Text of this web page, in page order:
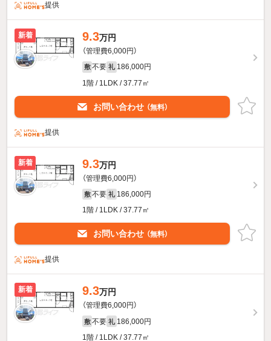
提供
新着 9.3万円
（管理費6,000円）
敷 不要 礼 186,000円
1階 / 1LDK / 37.77㎡
お問い合わせ （無料）
提供
新着 9.3万円
（管理費6,000円）
敷 不要 礼 186,000円
1階 / 1LDK / 37.77㎡
お問い合わせ （無料）
提供
新着 9.3万円
（管理費6,000円）
敷 不要 礼 186,000円
1階 / 1LDK / 37.77㎡